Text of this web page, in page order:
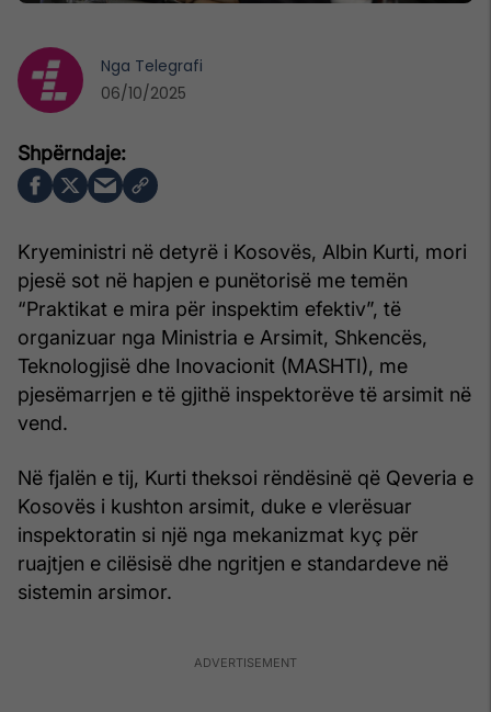
Kryeministri në detyrë i Kosovës, Albin Kurti, mori
pjesë sot në hapjen e punëtorisë me temën
“Praktikat e mira për inspektim efektiv”, të
organizuar nga Ministria e Arsimit, Shkencës,
Teknologjisë dhe Inovacionit (MASHTI), me
pjesëmarrjen e të gjithë inspektorëve të arsimit në
vend.
Në fjalën e tij, Kurti theksoi rëndësinë që Qeveria e
Kosovës i kushton arsimit, duke e vlerësuar
inspektoratin si një nga mekanizmat kyç për
ruajtjen e cilësisë dhe ngritjen e standardeve në
sistemin arsimor.
Nga Telegrafi
06/10/2025